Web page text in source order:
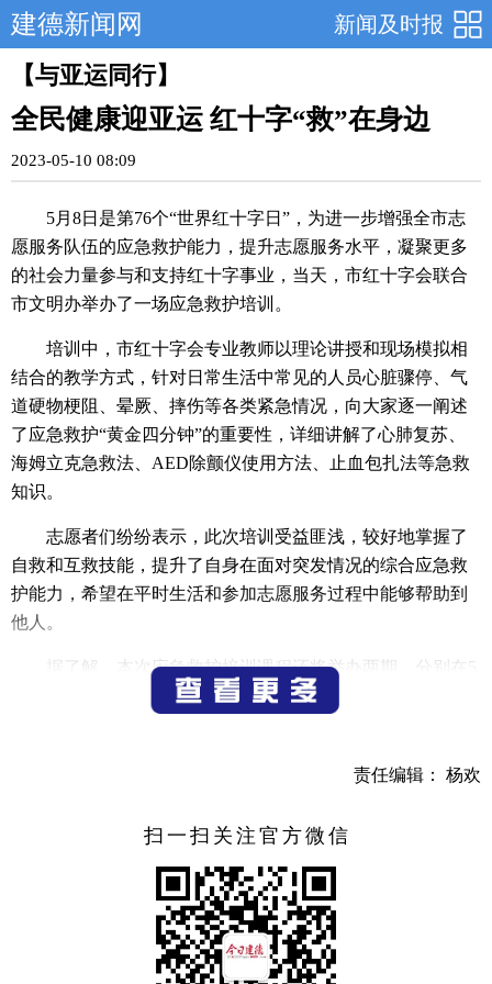
新闻及时报
建德新闻网
【与亚运同行】
全民健康迎亚运 红十字“救”在身边
2023-05-10 08:09
5月8日是第76个“世界红十字日”，为进一步增强全市志
愿服务队伍的应急救护能力，提升志愿服务水平，凝聚更多
的社会力量参与和支持红十字事业，当天，市红十字会联合
市文明办举办了一场应急救护培训。
培训中，市红十字会专业教师以理论讲授和现场模拟相
结合的教学方式，针对日常生活中常见的人员心脏骤停、气
道硬物梗阻、晕厥、摔伤等各类紧急情况，向大家逐一阐述
了应急救护“黄金四分钟”的重要性，详细讲解了心肺复苏、
海姆立克急救法、AED除颤仪使用方法、止血包扎法等急救
知识。
志愿者们纷纷表示，此次培训受益匪浅，较好地掌握了
自救和互救技能，提升了自身在面对突发情况的综合应急救
护能力，希望在平时生活和参加志愿服务过程中能够帮助到
他人。
据了解，本次应急救护培训课程还将举办两期，分别在5
月10日和12日的下午2点，有兴趣的市民也可前往市新时代文
责任编辑： 杨欢
扫一扫关注官方微信